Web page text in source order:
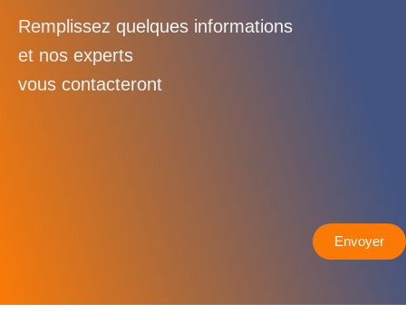
Remplissez quelques informations
et nos experts
vous contacteront
Envoyer